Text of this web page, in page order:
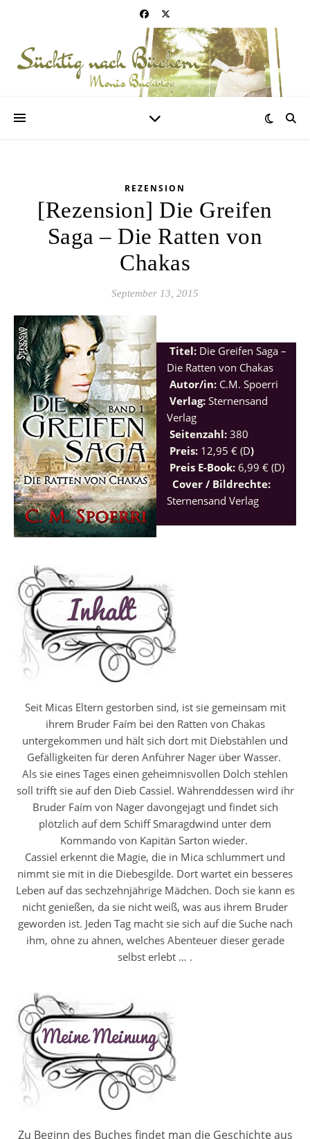
REZENSION
[Rezension] Die Greifen
Saga – Die Ratten von
Chakas
September 13, 2015
Titel: Die Greifen Saga –
Die Ratten von Chakas
Autor/in: C.M. Spoerri
Verlag: Sternensand
Verlag
Seitenzahl: 380
Preis: 12,95 € (D)
Preis E-Book: 6,99 € (D)
Cover / Bildrechte:
Sternensand Verlag
Seit Micas Eltern gestorben sind, ist sie gemeinsam mit
ihrem Bruder Faím bei den Ratten von Chakas
untergekommen und hält sich dort mit Diebstählen und
Gefälligkeiten für deren Anführer Nager über Wasser.
Als sie eines Tages einen geheimnisvollen Dolch stehlen
soll trifft sie auf den Dieb Cassiel. Währenddessen wird ihr
Bruder Faím von Nager davongejagt und findet sich
plötzlich auf dem Schiff Smaragdwind unter dem
Kommando von Kapitän Sarton wieder.
Cassiel erkennt die Magie, die in Mica schlummert und
nimmt sie mit in die Diebesgilde. Dort wartet ein besseres
Leben auf das sechzehnjährige Mädchen. Doch sie kann es
nicht genießen, da sie nicht weiß, was aus ihrem Bruder
geworden ist. Jeden Tag macht sie sich auf die Suche nach
ihm, ohne zu ahnen, welches Abenteuer dieser gerade
selbst erlebt … .
Zu Beginn des Buches findet man die Geschichte aus